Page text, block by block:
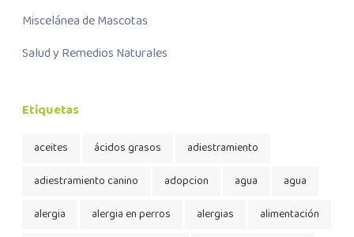
Miscelánea de Mascotas
Salud y Remedios Naturales
Etiquetas
aceites ácidos grasos
adiestramiento
adiestramiento canino
adopcion agua
agua
alergia
alergia en perros alergias
alimentación